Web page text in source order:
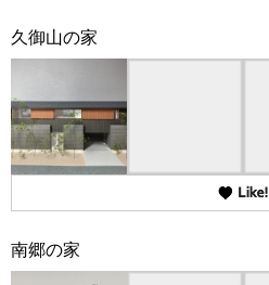
久御山の家
南郷の家